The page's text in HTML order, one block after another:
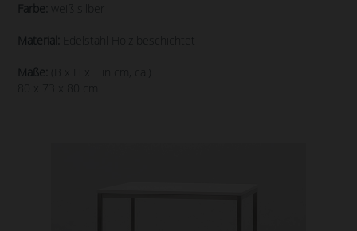
Farbe: weiß silber
Material: Edelstahl Holz beschichtet
Maße:
(B x H x T in cm, ca.)